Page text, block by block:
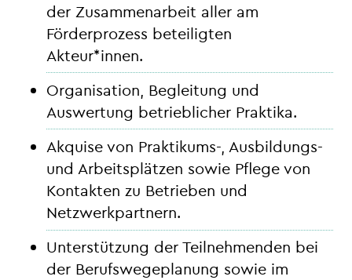
der Zusammenarbeit aller am
Förderprozess beteiligten
Akteur*innen.
Organisation, Begleitung und
Auswertung betrieblicher Praktika.
Akquise von Praktikums-, Ausbildungs-
und Arbeitsplätzen sowie Pflege von
Kontakten zu Betrieben und
Netzwerkpartnern.
Unterstützung der Teilnehmenden bei
der Berufswegeplanung sowie im